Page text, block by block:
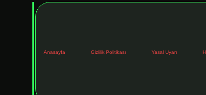
Anasayfa Gizlilik Politikası Yasal Uyarı